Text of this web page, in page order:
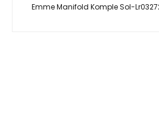
Emme Manifold Komple Sol-